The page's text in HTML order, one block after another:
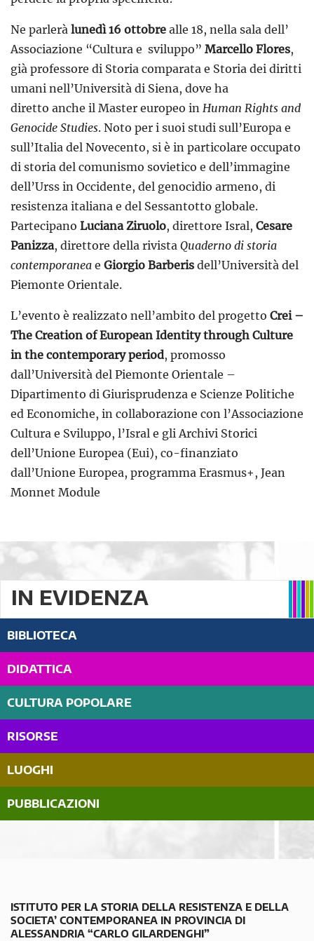
Ne parlerà lunedì 16 ottobre alle 18, nella sala dell’
Associazione “Cultura e sviluppo” Marcello Flores,
già professore di Storia comparata e Storia dei diritti
umani nell’Università di Siena, dove ha
diretto anche il Master europeo in Human Rights and
Genocide Studies. Noto per i suoi studi sull’Europa e
sull’Italia del Novecento, si è in particolare occupato
di storia del comunismo sovietico e dell’immagine
dell’Urss in Occidente, del genocidio armeno, di
resistenza italiana e del Sessantotto globale.
Partecipano Luciana Ziruolo, direttore Isral, Cesare
Panizza, direttore della rivista Quaderno di storia
contemporanea e Giorgio Barberis dell’Università del
Piemonte Orientale.
L’evento è realizzato nell’ambito del progetto Crei –
The Creation of European Identity through Culture
in the contemporary period, promosso
dall’Università del Piemonte Orientale –
Dipartimento di Giurisprudenza e Scienze Politiche
ed Economiche, in collaborazione con l’Associazione
Cultura e Sviluppo, l’Isral e gli Archivi Storici
dell’Unione Europea (Eui), co-finanziato
dall’Unione Europea, programma Erasmus+, Jean
Monnet Module
IN EVIDENZA
BIBLIOTECA
DIDATTICA
CULTURA POPOLARE
RISORSE
LUOGHI
PUBBLICAZIONI
ISTITUTO PER LA STORIA DELLA RESISTENZA E DELLA
SOCIETA’ CONTEMPORANEA IN PROVINCIA DI
ALESSANDRIA “CARLO GILARDENGHI”